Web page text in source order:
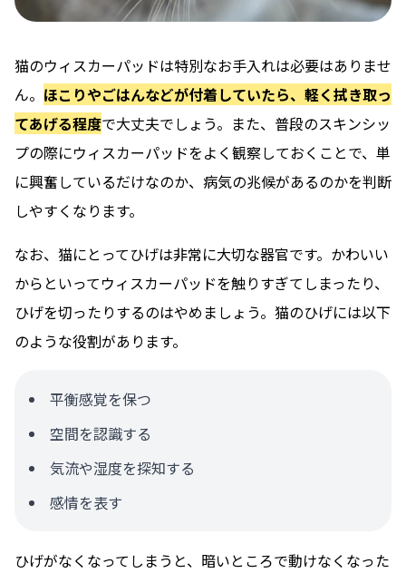
猫のウィスカーパッドは特別なお手入れは必要はありませ
ん。 ほこりやごはんなどが付着していたら、軽く拭き取っ
てあげる程度で大丈夫でしょう。また、普段のスキンシッ
プの際にウィスカーパッドをよく観察しておくことで、単
に興奮しているだけなのか、病気の兆候があるのかを判断
しやすくなります。
なお、猫にとってひげは非常に大切な器官です。かわいい
からといってウィスカーパッドを触りすぎてしまったり、
ひげを切ったりするのはやめましょう。猫のひげには以下
のような役割があります。
平衡感覚を保つ
空間を認識する
気流や湿度を探知する
感情を表す
ひげがなくなってしまうと、暗いところで動けなくなった